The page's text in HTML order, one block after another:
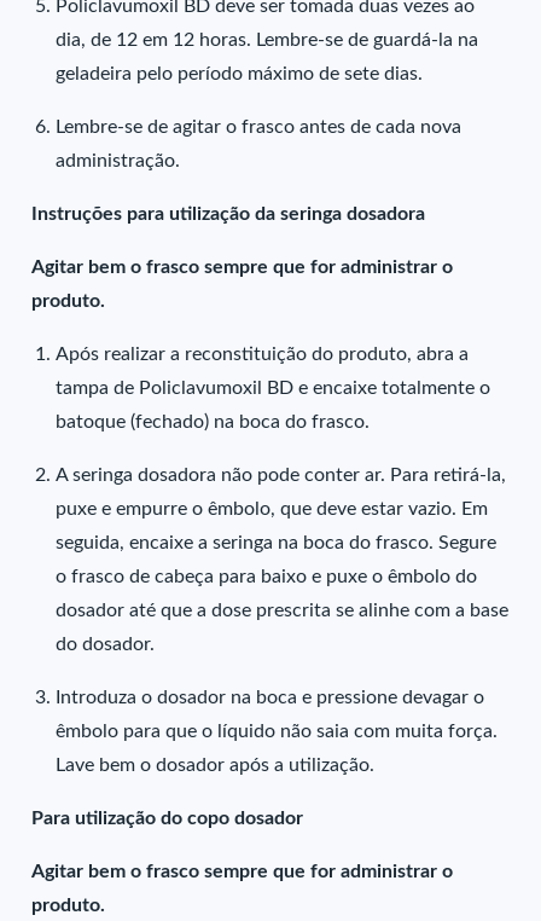
Policlavumoxil BD deve ser tomada duas vezes ao
dia, de 12 em 12 horas. Lembre-se de guardá-la na
geladeira pelo período máximo de sete dias.
Lembre-se de agitar o frasco antes de cada nova
administração.
Instruções para utilização da seringa dosadora
Agitar bem o frasco sempre que for administrar o
produto.
Após realizar a reconstituição do produto, abra a
tampa de Policlavumoxil BD e encaixe totalmente o
batoque (fechado) na boca do frasco.
A seringa dosadora não pode conter ar. Para retirá-la,
puxe e empurre o êmbolo, que deve estar vazio. Em
seguida, encaixe a seringa na boca do frasco. Segure
o frasco de cabeça para baixo e puxe o êmbolo do
dosador até que a dose prescrita se alinhe com a base
do dosador.
Introduza o dosador na boca e pressione devagar o
êmbolo para que o líquido não saia com muita força.
Lave bem o dosador após a utilização.
Para utilização do copo dosador
Agitar bem o frasco sempre que for administrar o
produto.